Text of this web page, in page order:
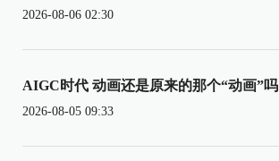
2026-08-06 02:30
AIGC时代 动画还是原来的那个“动画”吗
2026-08-05 09:33